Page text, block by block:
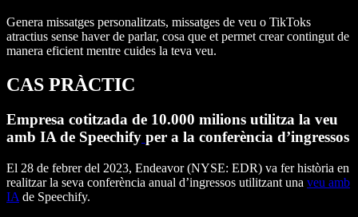
Genera missatges personalitzats, missatges de veu o TikToks
atractius sense haver de parlar, cosa que et permet crear contingut de
manera eficient mentre cuides la teva veu.
CAS PRÀCTIC
Empresa cotitzada de 10.000 milions utilitza la veu
amb IA de Speechify per a la conferència d’ingressos
El 28 de febrer del 2023, Endeavor (NYSE: EDR) va fer història en
realitzar la seva conferència anual d’ingressos utilitzant una veu amb
IA de Speechify.